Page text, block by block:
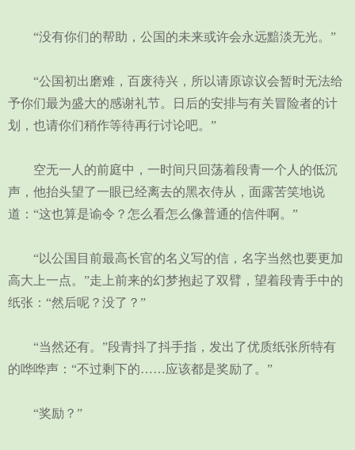
“没有你们的帮助，公国的未来或许会永远黯淡无光。”
“公国初出磨难，百废待兴，所以请原谅议会暂时无法给
予你们最为盛大的感谢礼节。日后的安排与有关冒险者的计
划，也请你们稍作等待再行讨论吧。”
空无一人的前庭中，一时间只回荡着段青一个人的低沉
声，他抬头望了一眼已经离去的黑衣侍从，面露苦笑地说
道：“这也算是谕令？怎么看怎么像普通的信件啊。”
“以公国目前最高长官的名义写的信，名字当然也要更加
高大上一点。”走上前来的幻梦抱起了双臂，望着段青手中的
纸张：“然后呢？没了？”
“当然还有。”段青抖了抖手指，发出了优质纸张所特有
的哗哗声：“不过剩下的……应该都是奖励了。”
“奖励？”